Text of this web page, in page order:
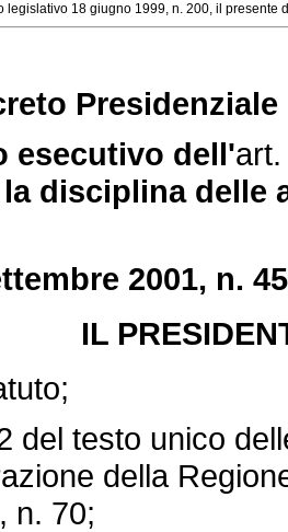
18 giugno 1999, n. 200, il presente
esecutivo dell'
disciplina
2001, n.
IL
testo unico
della
n. 70;